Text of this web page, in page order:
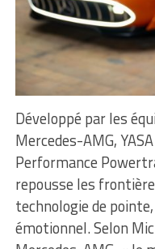
Développé par les
Mercedes-AMG,
Performance
repousse les
technologie de
émotionnel. Selon